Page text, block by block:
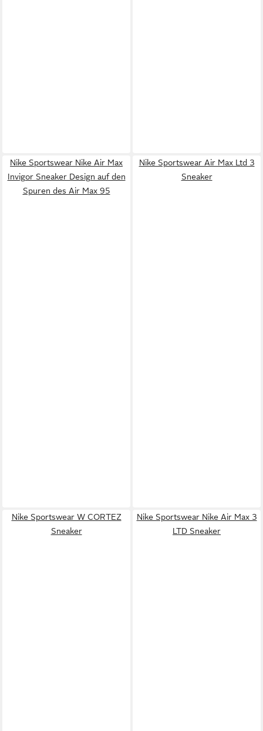
Nike Sportswear Nike Air Max
Invigor Sneaker Design auf den
Spuren des Air Max 95
Nike Sportswear Air Max Ltd 3
Sneaker
Nike Sportswear W CORTEZ
Sneaker
Nike Sportswear Nike Air Max 3
LTD Sneaker